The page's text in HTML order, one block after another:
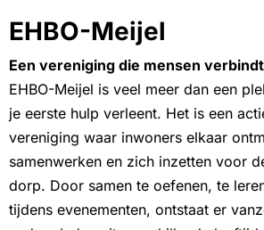
EHBO-Meijel
Een vereniging die mensen verbindt
EHBO-Meijel is veel meer dan een
je eerste hulp verleent. Het is een
vereniging waar inwoners elkaar
samenwerken en zich inzetten voor
dorp. Door samen te oefenen, te
tijdens evenementen, ontstaat er